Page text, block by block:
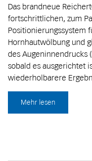
Das brandneue
fortschrittlichen, zum
Positionierungssystem
Hornhautwölbung und
des Augeninnendrucks
sobald es ausgerichtet
wiederholbarere
Mehr lesen